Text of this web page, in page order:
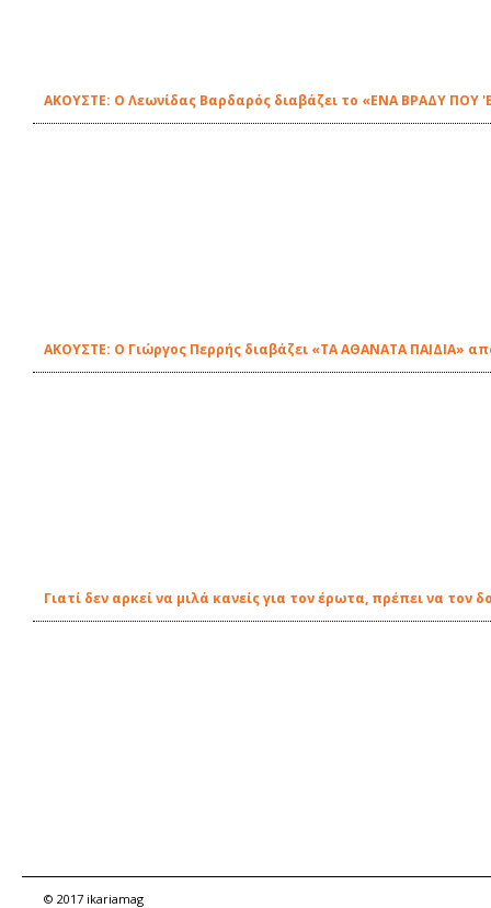
ΑΚΟΥΣΤΕ: Ο Λεωνίδας Βαρδαρός διαβάζει το «ΕΝΑ ΒΡΑΔΥ ΠΟΥ
ΑΚΟΥΣΤΕ: Ο Γιώργος Περρής διαβάζει «ΤΑ ΑΘΑΝΑΤΑ ΠΑΙΔΙΑ»
Γιατί δεν αρκεί να μιλά κανείς για τον έρωτα, πρέπει να τον
© 2017 ikariamag